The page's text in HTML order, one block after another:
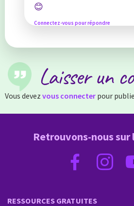
😊
Connectez-vous pour répondre
Laisser un
Vous devez vous connecter pour
RESSOURCES GRATUITES
Retrouvons-nous sur